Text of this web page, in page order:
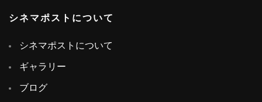
シネマポストについて
シネマポストについて
ギャラリー
ブログ